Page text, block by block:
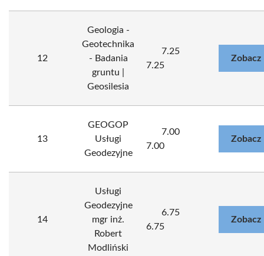
12
Geologia -
Geotechnika
- Badania
gruntu |
Geosilesia
7.25
7.25
Zobacz
13
GEOGOP
Usługi
Geodezyjne
7.00
7.00
Zobacz
14
Usługi
Geodezyjne
mgr inż.
Robert
Modliński
6.75
6.75
Zobacz